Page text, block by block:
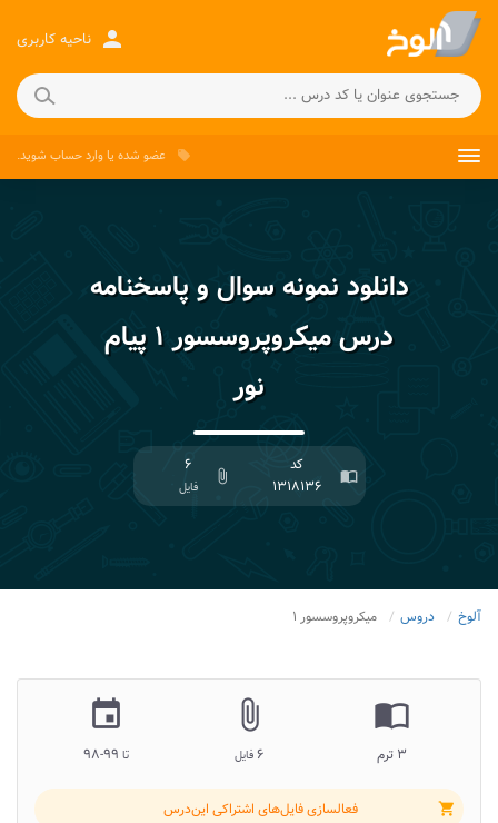
person ناحیه کاربری
local_offer عضو شده یاوارد حساب شوید.
دانلود نمونه سوال و پاسخنامه
درس میکروپروسسور ۱ پیام
نور
import_contacts
کد
۱۳۱۸۱۳۶
attach_file
۶
فایل
آلوخ دروس میکروپروسسور ۱
import_contacts
۳ ترم
attach_file
۶فایل
insert_invitation
تا
shopping_cart فعالسازی فایل‌های اشتراکی این‌درس